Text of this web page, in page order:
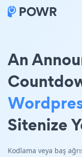
An
Sitenize
Kodlama veya baş